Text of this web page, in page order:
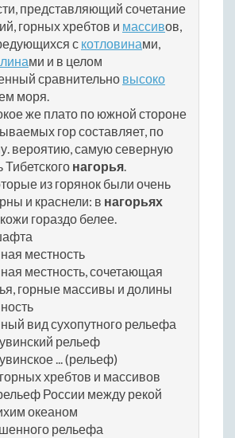
представляющий сочетание
горных хребтов и массивов,
с котловинами,
ми и в целом
сравнительно высоко
моря.
же плато по южной стороне
гор составляет, по
вероятию, самую северную
Тибетского нагорья.
из горянок были очень
и краснели: в нагорьях
гораздо белее.
местность
местность, сочетающая
горные массивы и долины
вид сухопутного рельефа
рельеф
... (рельеф)
хребтов и массивов
России между рекой
океаном
рельефа